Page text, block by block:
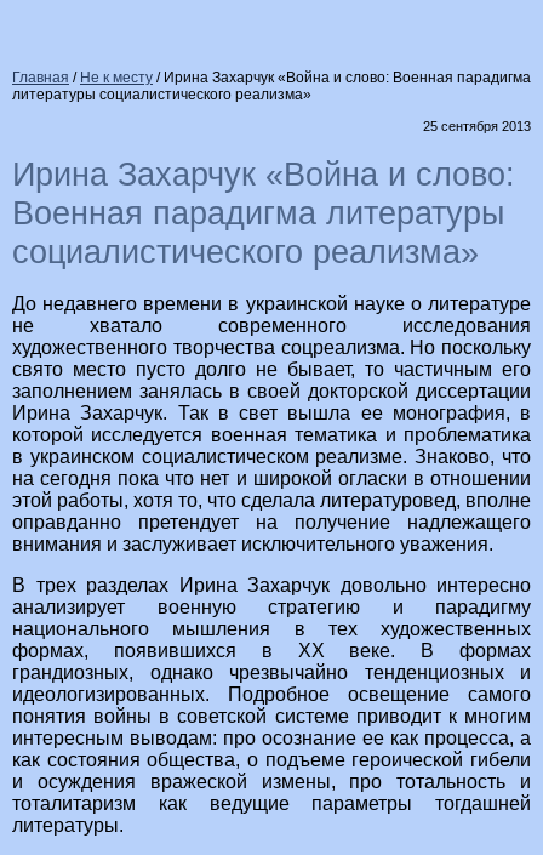
Главная / Не к месту / Ирина Захарчук «Война и слово: Военная парадигма
литературы социалистического реализма»
25 сентября 2013
Ирина Захарчук «Война и слово:
Военная парадигма литературы
социалистического реализма»
До недавнего времени в украинской науке о литературе
не хватало современного исследования
художественного творчества соцреализма. Но поскольку
свято место пусто долго не бывает, то частичным его
заполнением занялась в своей докторской диссертации
Ирина Захарчук. Так в свет вышла ее монография, в
которой исследуется военная тематика и проблематика
в украинском социалистическом реализме. Знаково, что
на сегодня пока что нет и широкой огласки в отношении
этой работы, хотя то, что сделала литературовед, вполне
оправданно претендует на получение надлежащего
внимания и заслуживает исключительного уважения.
В трех разделах Ирина Захарчук довольно интересно
анализирует военную стратегию и парадигму
национального мышления в тех художественных
формах, появившихся в ХХ веке. В формах
грандиозных, однако чрезвычайно тенденциозных и
идеологизированных. Подробное освещение самого
понятия войны в советской системе приводит к многим
интересным выводам: про осознание ее как процесса, а
как состояния общества, о подъеме героической гибели
и осуждения вражеской измены, про тотальность и
тоталитаризм как ведущие параметры тогдашней
литературы.